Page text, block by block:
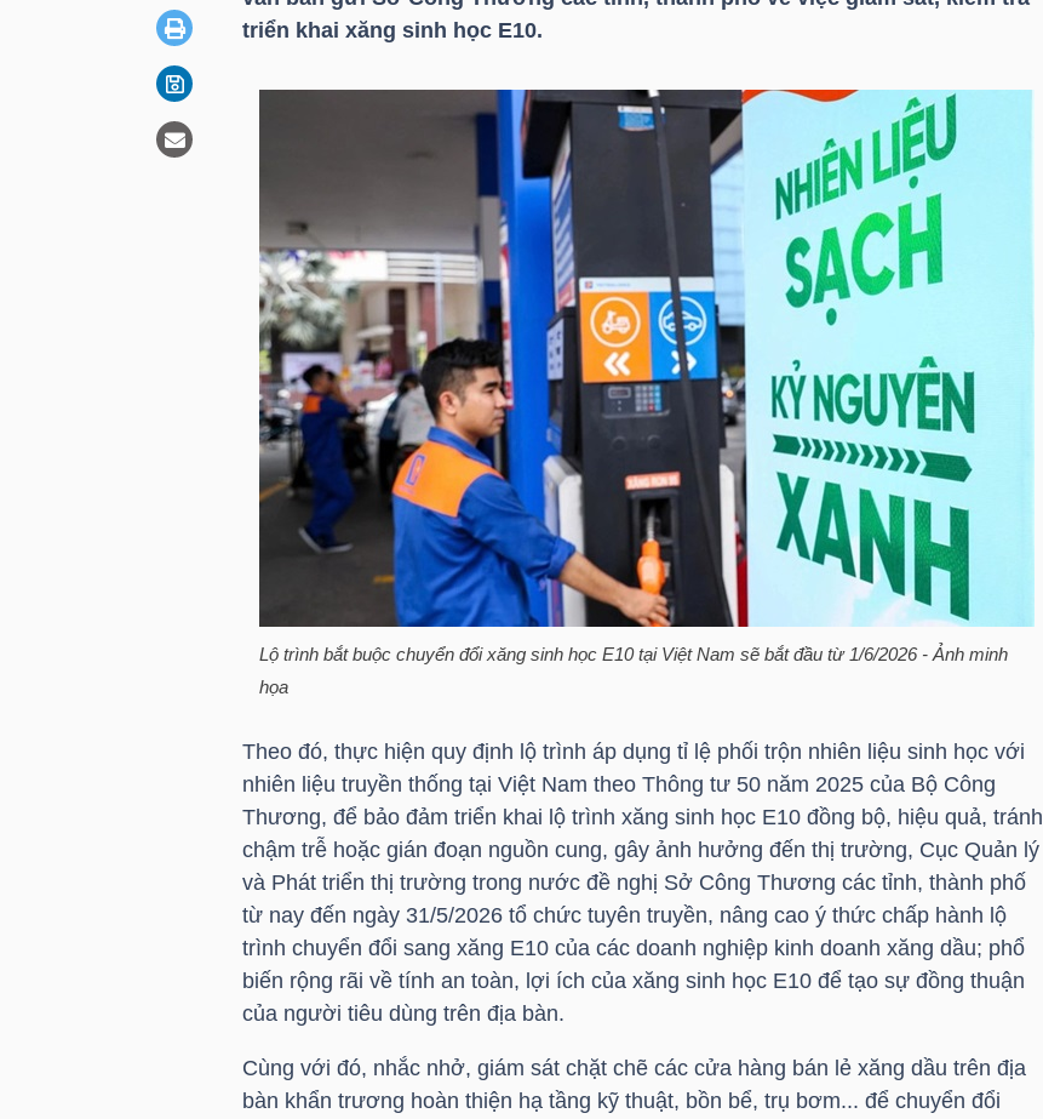
triển khai xăng sinh học E10.
Lộ trình bắt buộc chuyển đổi xăng sinh học E10 tại Việt Nam sẽ bắt đầu từ 1/6/2026 - Ảnh minh
họa
Theo đó, thực hiện quy định lộ trình áp dụng tỉ lệ phối trộn nhiên liệu sinh học với
nhiên liệu truyền thống tại Việt Nam theo Thông tư 50 năm 2025 của Bộ Công
Thương, để bảo đảm triển khai lộ trình xăng sinh học E10 đồng bộ, hiệu quả, tránh
chậm trễ hoặc gián đoạn nguồn cung, gây ảnh hưởng đến thị trường, Cục Quản lý
và Phát triển thị trường trong nước đề nghị Sở Công Thương các tỉnh, thành phố
từ nay đến ngày 31/5/2026 tổ chức tuyên truyền, nâng cao ý thức chấp hành lộ
trình chuyển đổi sang xăng E10 của các doanh nghiệp kinh doanh xăng dầu; phổ
biến rộng rãi về tính an toàn, lợi ích của xăng sinh học E10 để tạo sự đồng thuận
của người tiêu dùng trên địa bàn.
Cùng với đó, nhắc nhở, giám sát chặt chẽ các cửa hàng bán lẻ xăng dầu trên địa
bàn khẩn trương hoàn thiện hạ tầng kỹ thuật, bồn bể, trụ bơm... để chuyển đổi